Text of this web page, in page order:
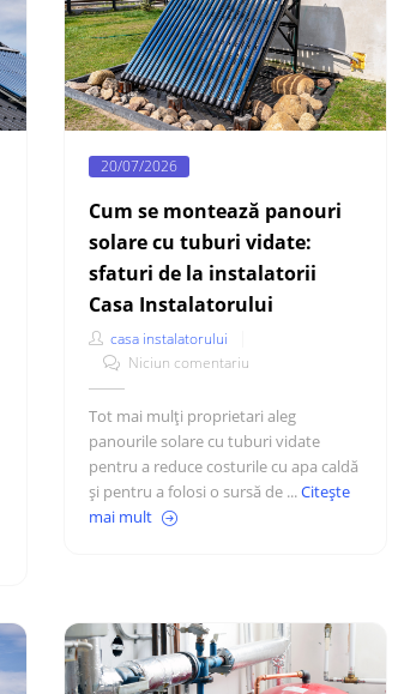
20/07/2026
Cum se montează panouri
solare cu tuburi vidate:
sfaturi de la instalatorii
Casa Instalatorului
casa instalatorului
Niciun comentariu
Tot mai mulți proprietari aleg
panourile solare cu tuburi vidate
pentru a reduce costurile cu apa caldă
și pentru a folosi o sursă de ...Citește
mai mult